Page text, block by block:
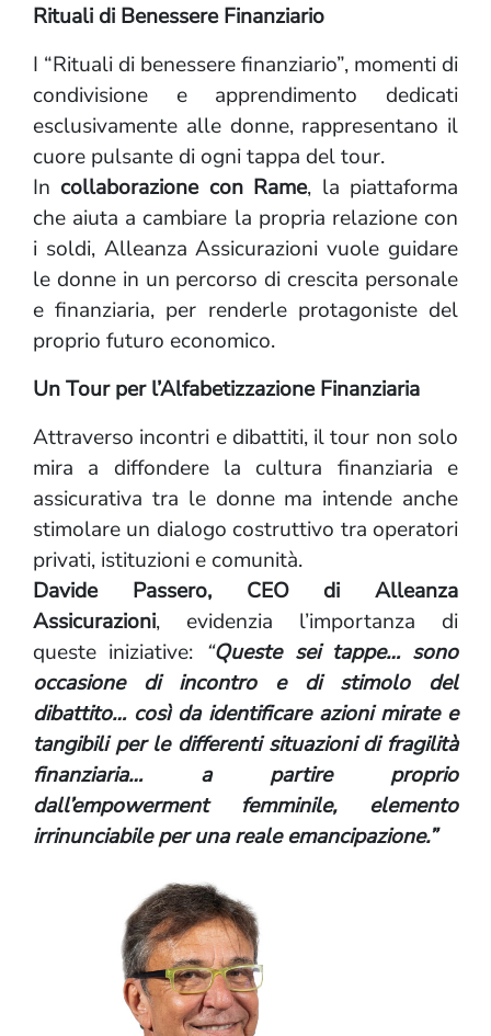
Rituali di Benessere Finanziario
I “Rituali di benessere finanziario”, momenti di
condivisione e apprendimento dedicati
esclusivamente alle donne, rappresentano il
cuore pulsante di ogni tappa del tour.
In collaborazione con Rame, la piattaforma
che aiuta a cambiare la propria relazione con
i soldi, Alleanza Assicurazioni vuole guidare
le donne in un percorso di crescita personale
e finanziaria, per renderle protagoniste del
proprio futuro economico.
Un Tour per l’Alfabetizzazione Finanziaria
Attraverso incontri e dibattiti, il tour non solo
mira a diffondere la cultura finanziaria e
assicurativa tra le donne ma intende anche
stimolare un dialogo costruttivo tra operatori
privati, istituzioni e comunità.
Davide Passero, CEO di Alleanza
Assicurazioni, evidenzia l’importanza di
queste iniziative: “Queste sei tappe… sono
occasione di incontro e di stimolo del
dibattito… così da identificare azioni mirate e
tangibili per le differenti situazioni di fragilità
finanziaria… a partire proprio
dall’empowerment femminile, elemento
irrinunciabile per una reale emancipazione.”